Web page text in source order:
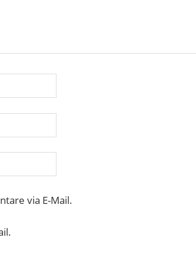
via E-Mail.